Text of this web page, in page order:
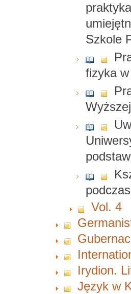
Szkole
fizyka
Vol. 4
Irydion.
Język w